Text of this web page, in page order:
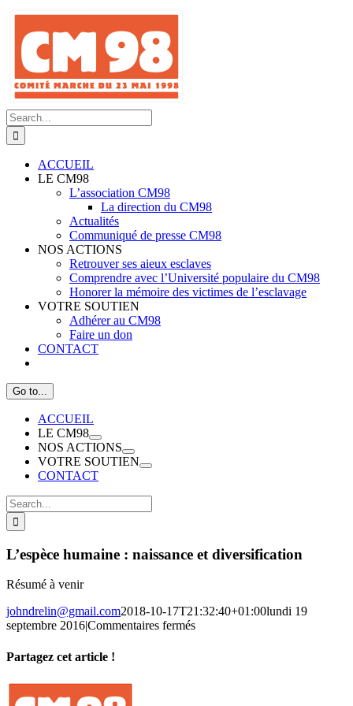
Skip
content
Search
for:
ACCUEIL
LE CM98
L’association CM98
La direction du CM98
Actualités
Communiqué de presse CM98
NOS ACTIONS
Retrouver ses aieux esclaves
Comprendre avec l’Université populaire du CM98
Honorer la mémoire des victimes de l’esclavage
VOTRE SOUTIEN
Adhérer au CM98
Faire un don
CONTACT
Go to...
ACCUEIL
LE CM98
NOS ACTIONS
VOTRE SOUTIEN
CONTACT
Search
for:
L’espèce humaine : naissance et diversification
Résumé à venir
johndrelin@gmail.com2018-10-17T21:32:40+01:00lundi 19
septembre 2016|Commentaires ferméssur
Partagez cet article !
Facebook
X
Reddit
LinkedIn
WhatsApp
Telegram
Tumblr
Pinterest
Vk
Xing
Email